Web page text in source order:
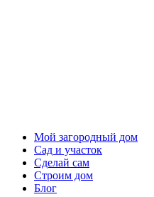
Мой загородный дом
Сад и участок
Сделай сам
Строим дом
Блог